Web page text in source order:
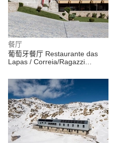
餐厅
葡萄牙餐厅 Restaurante das
Lapas / Correia/Ragazzi